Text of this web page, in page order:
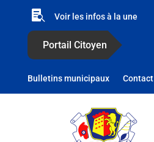
 Voir les infos à la une
Bulletins municipaux Contact
Portail Citoyen